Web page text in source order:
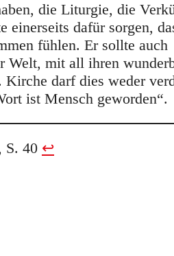
die Liturgie, die
einerseits dafür sorgen,
fühlen. Er sollte auch
Welt, mit all ihren
darf dies weder
ist Mensch geworden“.
S. 40 ↩︎